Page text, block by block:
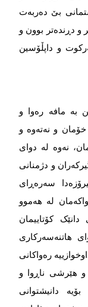
بێ‌ دەربەت
و دڕندەتر بوون و
و داپڵۆسین
بە مافە رەوا و
خۆمان و نەتەوە و
نەوە لە دوای
و دژمنانی
سەرەڕای
لە هەموو
دانێک کۆتاییمان
هاتنەسەرکاری
رەواکانی
و هێرشی ناڕوا و
دانیشتوانی